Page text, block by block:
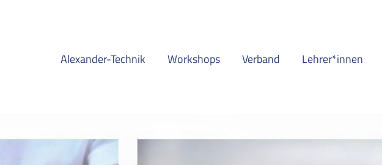
Alexander-Technik Workshops Verband Lehrer*innen